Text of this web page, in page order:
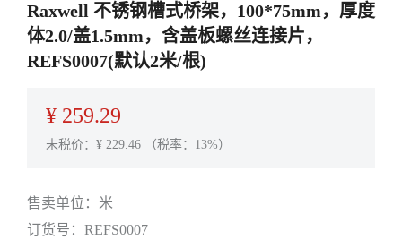
Raxwell 不锈钢槽式桥架，100*75mm，厚度
体2.0/盖1.5mm，含盖板螺丝连接片，
REFS0007(默认2米/根)
¥ 259.29
未税价：¥ 229.46 （税率：13%）
售卖单位： 米
订货号： REFS0007